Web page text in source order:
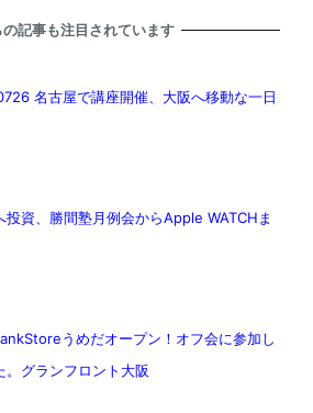
の記事も注目されています
名古屋で講座開催、大阪へ移動な一日
投資、勝間塾月例会からApple WATCHま
うめだオープン！オフ会に参加し
。グランフロント大阪